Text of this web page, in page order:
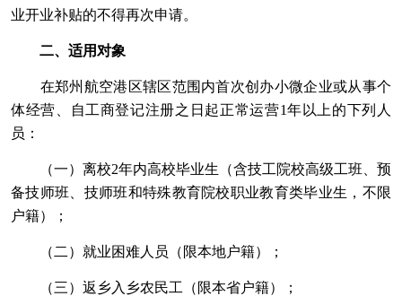
业开业补贴的不得再次申请。
二、适用对象
在郑州航空港区辖区范围内首次创办小微企业或从事个
体经营、自工商登记注册之日起正常运营1年以上的下列人
员：
（一）离校2年内高校毕业生（含技工院校高级工班、预
备技师班、技师班和特殊教育院校职业教育类毕业生，不限
户籍）；
（二）就业困难人员（限本地户籍）；
（三）返乡入乡农民工（限本省户籍）；